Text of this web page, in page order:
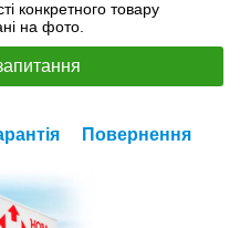
конкретного товару
на фото.
Повернення